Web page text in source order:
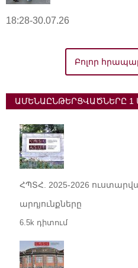
18:28-30.07.26
Բոլոր
ԱՄԵՆԱԸՆԹԵՐՑՎԱԾՆԵՐԸ 1
ՀՊՏՀ. 2025-2026
արդյունքները
6.5k դիտում